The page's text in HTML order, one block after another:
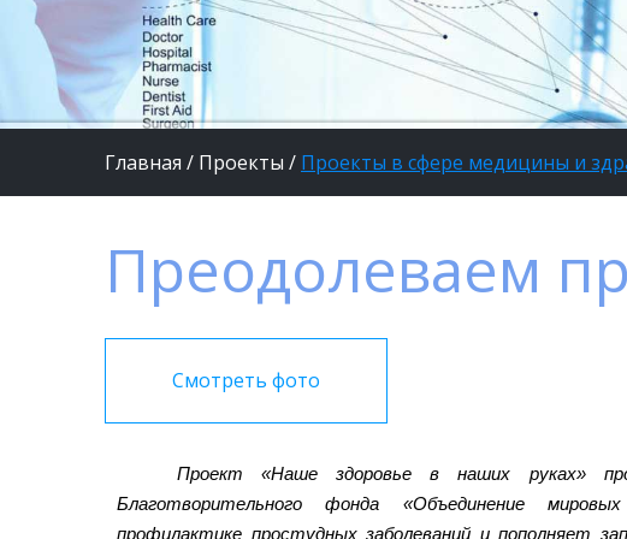
Главная / Проекты / Проекты в сфере медицины и
Преодолеваем
Смотреть фото
Проект «Наше здоровье в наших руках»
Благотворительного фонда «Объединение
профилактике простудных заболеваний и пополняет